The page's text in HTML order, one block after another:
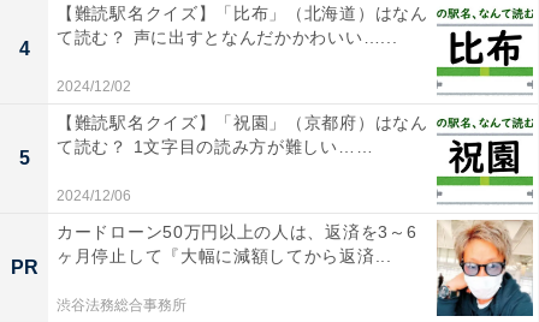
4
【難読駅名クイズ】「比布」（北海道）はなん
て読む？ 声に出すとなんだかかわいい…...
2024/12/02
5
【難読駅名クイズ】「祝園」（京都府）はなん
て読む？ 1文字目の読み方が難しい……
2024/12/06
PR
カードローン50万円以上の人は、返済を3～6
ヶ月停止して『大幅に減額してから返済...
渋谷法務総合事務所